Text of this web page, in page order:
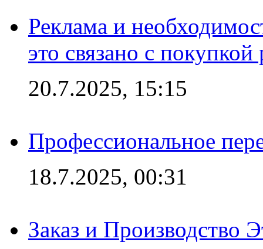
Реклама и
это связано с покупкой
20.7.2025, 15:15
Профессиональное
18.7.2025, 00:31
Заказ и Производство